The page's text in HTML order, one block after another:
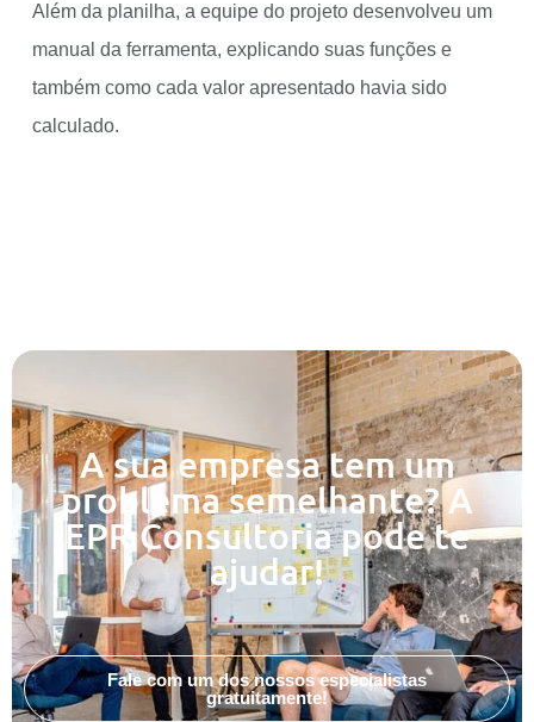
Além da planilha, a equipe do projeto desenvolveu um
manual da ferramenta, explicando suas funções e
também como cada valor apresentado havia sido
calculado.
A sua empresa tem um
problema semelhante? A
EPR Consultoria pode te
ajudar!
Fale com um dos nossos especialistas
gratuitamente!